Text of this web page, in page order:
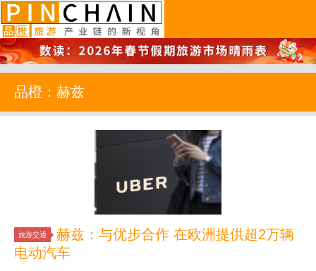
品橙旅游
品橙：赫兹
旅游交通
赫兹：与优步合作 在欧洲提供超2万辆
电动汽车